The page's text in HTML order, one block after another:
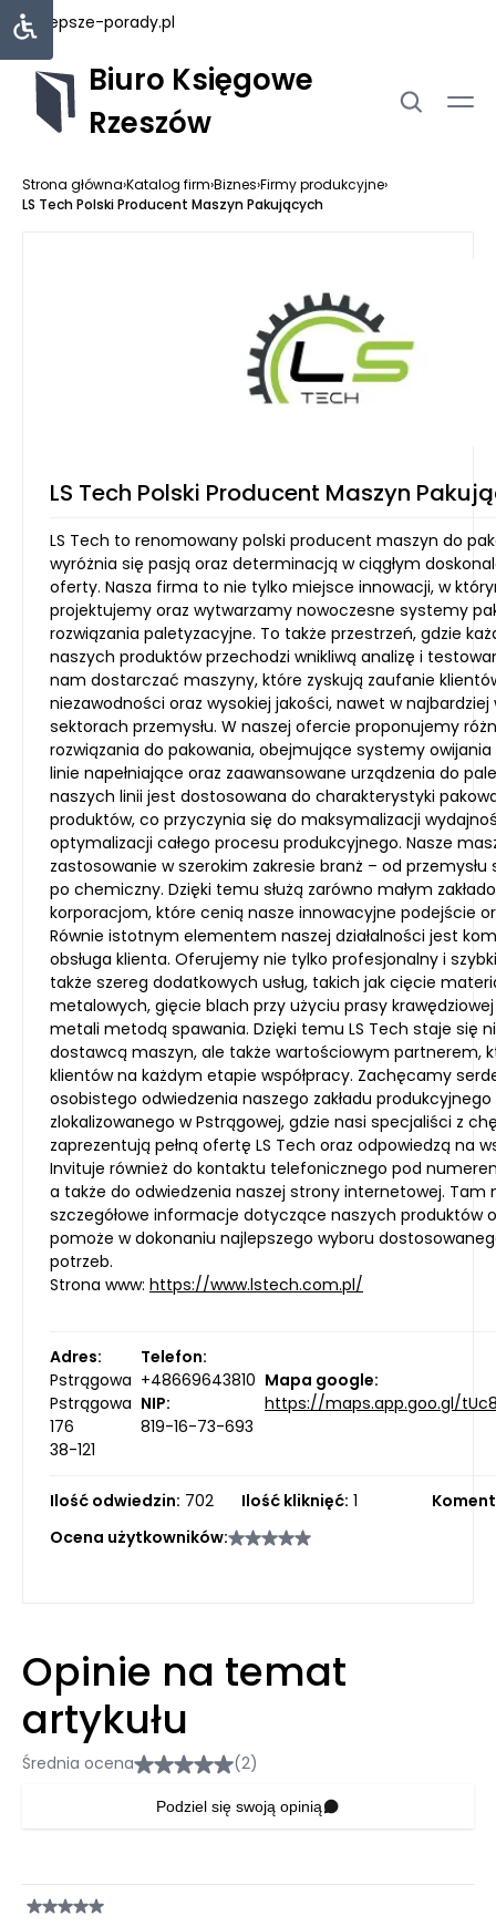
najlepsze-porady.pl
Biuro Księgowe
Rzeszów
Strona główna›Katalog firm›Biznes›Firmy produkcyjne›
LS Tech Polski Producent Maszyn Pakujących
LS Tech Polski Producent Maszyn
LS Tech to renomowany polski producent maszyn do
wyróżnia się pasją oraz determinacją w ciągłym
oferty. Nasza firma to nie tylko miejsce innowacji, w
projektujemy oraz wytwarzamy nowoczesne systemy
rozwiązania paletyzacyjne. To także przestrzeń, gdzie
naszych produktów przechodzi wnikliwą analizę i
nam dostarczać maszyny, które zyskują zaufanie
niezawodności oraz wysokiej jakości, nawet w
sektorach przemysłu. W naszej ofercie proponujemy
rozwiązania do pakowania, obejmujące systemy
linie napełniające oraz zaawansowane urządzenia do
naszych linii jest dostosowana do charakterystyki
produktów, co przyczynia się do maksymalizacji
optymalizacji całego procesu produkcyjnego. Nasze
zastosowanie w szerokim zakresie branż – od przemysłu
po chemiczny. Dzięki temu służą zarówno małym
korporacjom, które cenią nasze innowacyjne podejście
Równie istotnym elementem naszej działalności jest
obsługa klienta. Oferujemy nie tylko profesjonalny i
także szereg dodatkowych usług, takich jak cięcie
metalowych, gięcie blach przy użyciu prasy
metali metodą spawania. Dzięki temu LS Tech staje się
dostawcą maszyn, ale także wartościowym partnerem,
klientów na każdym etapie współpracy. Zachęcamy
osobistego odwiedzenia naszego zakładu produkcyjnego
zlokalizowanego w Pstrągowej, gdzie nasi specjaliści z
zaprezentują pełną ofertę LS Tech oraz odpowiedzą na
Invituje również do kontaktu telefonicznego pod
a także do odwiedzenia naszej strony internetowej. Tam
szczegółowe informacje dotyczące naszych produktów
pomoże w dokonaniu najlepszego wyboru
potrzeb.
Strona www: https://www.lstech.com.pl/
Adres:
Pstrągowa
Pstrągowa
176
38-121
Telefon:
+48669643810
NIP:
819-16-73-693
Mapa google:
https://maps.app.goo.gl/
Ilość odwiedzin: 702 Ilość kliknięć: 1
Ocena użytkowników:
Opinie na temat
artykułu
Średnia ocena (2)
Podziel się swoją opinią